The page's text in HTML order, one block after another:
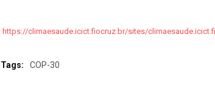
https://climaesaude.icict.fiocruz.br/sites/
Tags: COP-30